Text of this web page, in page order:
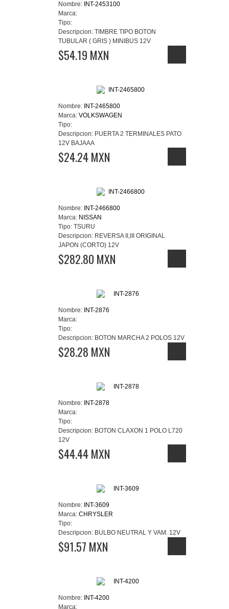
Nombre: INT-2453100
Marca:
Tipo:
Descripcion: TIMBRE TIPO BOTON
TUBULAR ( GRIS ) MINIBUS 12V
$54.19 MXN
Nombre: INT-2465800
Marca: VOLKSWAGEN
Tipo:
Descripcion: PUERTA 2 TERMINALES PATO
12V BAJAAA
$24.24 MXN
Nombre: INT-2466800
Marca: NISSAN
Tipo: TSURU
Descripcion: REVERSA II,III ORIGINAL
JAPON (CORTO) 12V
$282.80 MXN
Nombre: INT-2876
Marca:
Tipo:
Descripcion: BOTON MARCHA 2 POLOS 12V
$28.28 MXN
Nombre: INT-2878
Marca:
Tipo:
Descripcion: BOTON CLAXON 1 POLO L720
12V
$44.44 MXN
Nombre: INT-3609
Marca: CHRYSLER
Tipo:
Descripcion: BULBO NEUTRAL Y VAM. 12V
$91.57 MXN
Nombre: INT-4200
Marca: